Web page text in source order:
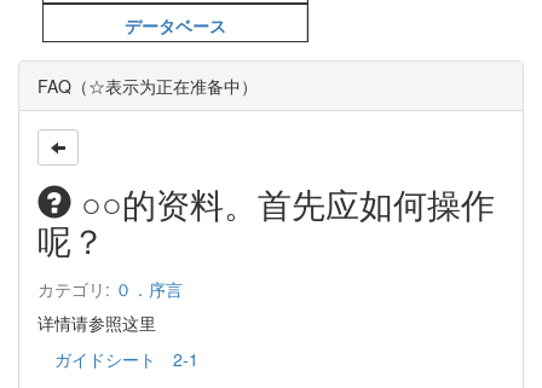
データベース
FAQ（☆表示为正在准备中）
○○的资料。首先应如何操作
呢？
カテゴリ: ０．序言
详情请参照这里
ガイドシート 2-1